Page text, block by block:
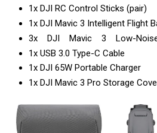
1x DJI RC Control Sticks (pair)
1x DJI Mavic 3 Intelligent Flight
3x DJI Mavic 3 Low-Noise
1x USB 3.0 Type-C Cable
1x DJI 65W Portable Charger
1x DJI Mavic 3 Pro Storage